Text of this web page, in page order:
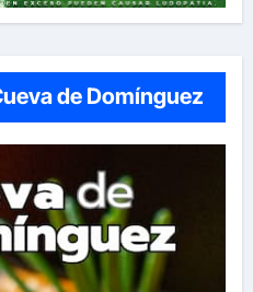
de Domínguez